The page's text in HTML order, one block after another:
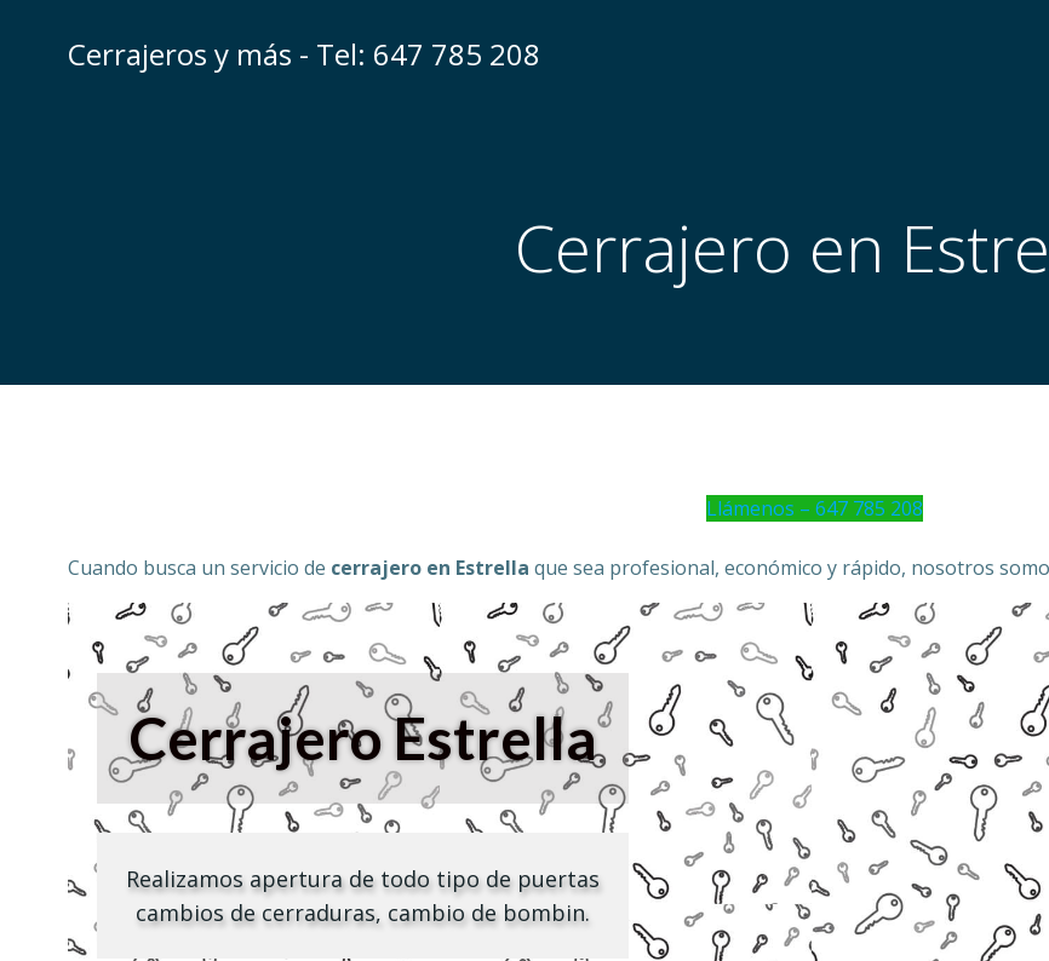
contenidoCerrajeros y más - Tel: 647 785 208
Cerrajero en
Llámenos – 647 785 208
Cuando busca un servicio de cerrajero en Estrella que sea profesional, económico y rápido, nosotros
CerrajeroEstrella
Realizamos apertura de todo tipo de puertas
cambios de cerraduras, cambio de bombin.